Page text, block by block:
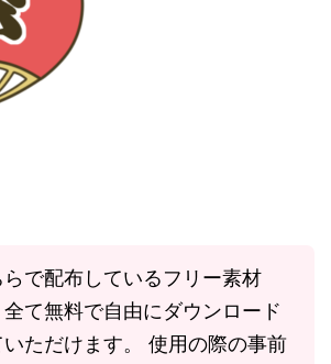
らで配布しているフリー素材
全て無料で自由にダウンロード
いただけます。 使用の際の事前